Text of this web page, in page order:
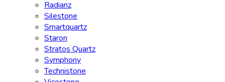
Radianz
Silestone
Smartquartz
Staron
Stratos Quartz
Symphony
Technistone